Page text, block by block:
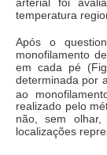
temperatura
Após o
monofilamento
em cada pé
determinada por
ao
realizado pelo
não, sem
localizações